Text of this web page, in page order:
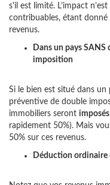
s'il est limité. L’impact
contribuables, étant
revenus.
Dans un pays
imposition
Si le bien est situé dans un
préventive de double
immobiliers seront
rapidement 50%). Mais
50% sur ces revenus.
Déduction ordinaire